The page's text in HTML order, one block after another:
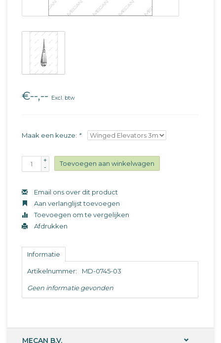
€--,-- Excl. btw
Maak een keuze: *
+
-
Toevoegen aan winkelwagen
Email ons over dit product
Aan verlanglijst toevoegen
Toevoegen om te vergelijken
Afdrukken
Informatie
Artikelnummer: MD-0745-03
Geen informatie gevonden
MECAN B.V.